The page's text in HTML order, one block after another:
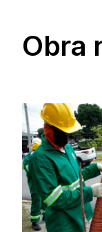
Obra